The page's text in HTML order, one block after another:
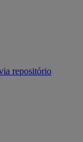
repositório